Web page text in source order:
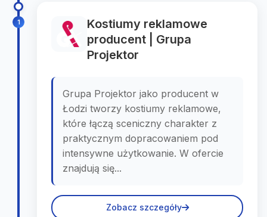
1
Kostiumy reklamowe
producent | Grupa
Projektor
Grupa Projektor jako producent w
Łodzi tworzy kostiumy reklamowe,
które łączą sceniczny charakter z
praktycznym dopracowaniem pod
intensywne użytkowanie. W ofercie
znajdują się...
Zobacz szczegóły